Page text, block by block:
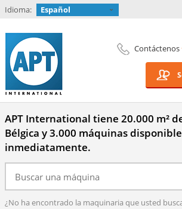
Idioma: Español
Contáctenos
APT International tiene 20.000 m²
Bélgica y 3.000 máquinas
inmediatamente.
¿No ha encontrado la maquinaria que usted